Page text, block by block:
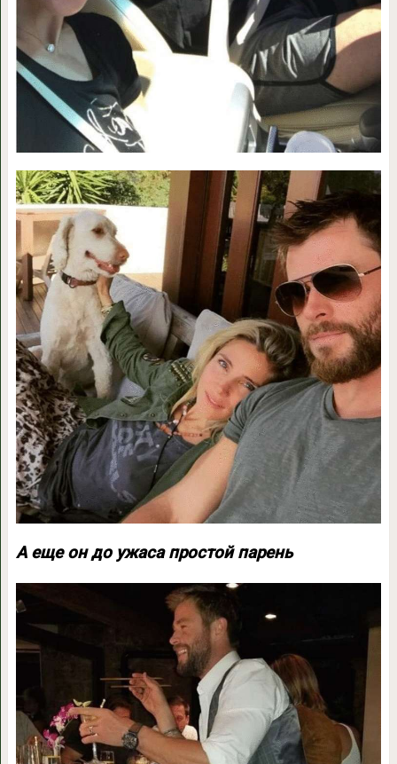
А еще он до ужаса простой парень